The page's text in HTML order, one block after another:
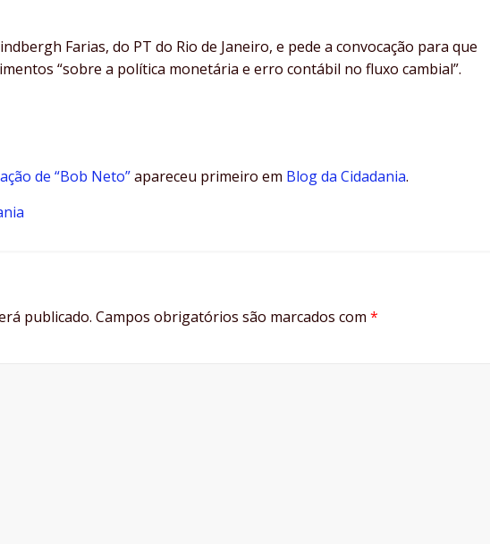
Farias, do PT do Rio de Janeiro, e pede a convocação para que
“sobre a política monetária e erro contábil no fluxo cambial”.
de “Bob Neto”apareceu primeiro em Blog da Cidadania.
publicado. Campos obrigatórios são marcados com *